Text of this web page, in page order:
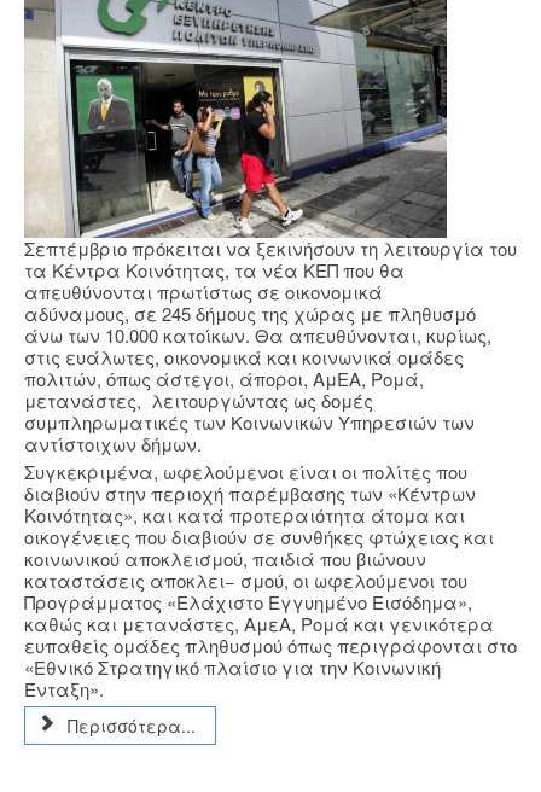
Σεπτέμβριο πρόκειται να ξεκινήσουν τη λειτουργία του
τα Κέντρα Κοινότητας, τα νέα ΚΕΠ που θα
απευθύνονται πρωτίστως σε οικονομικά
αδύναμους, σε 245 δήμους της χώρας με πληθυσμό
άνω των 10.000 κατοίκων. Θα απευθύνονται, κυρίως,
στις ευάλωτες, οικονομικά και κοινωνικά ομάδες
πολιτών, όπως άστεγοι, άποροι, ΑμΕΑ, Ρομά,
μετανάστες, λειτουργώντας ως δομές
συμπληρωματικές των Κοινωνικών Υπηρεσιών των
αντίστοιχων δήμων.
Συγκεκριμένα, ωφελούμενοι είναι οι πολίτες που
διαβιούν στην περιοχή παρέμβασης των «Κέντρων
Κοινότητας», και κατά προτεραιότητα άτομα και
οικογένειες που διαβιούν σε συνθήκες φτώχειας και
κοινωνικού αποκλεισμού, παιδιά που βιώνουν
καταστάσεις αποκλει− σμού, οι ωφελούμενοι του
Προγράμματος «Ελάχιστο Εγγυημένο Εισόδημα»,
καθώς και μετανάστες, ΑμεΑ, Ρομά και γενικότερα
ευπαθείς ομάδες πληθυσμού όπως περιγράφονται στο
«Εθνικό Στρατηγικό πλαίσιο για την Κοινωνική
Ένταξη».
Περισσότερα...